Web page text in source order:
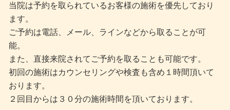
当院は予約を取られているお客様の施術を優先しており
ます。
ご予約は電話、メール、ラインなどから取ることが可
能。
また、直接来院されてご予約を取ることも可能です。
初回の施術はカウンセリングや検査も含め１時間頂いて
おります。
２回目からは３０分の施術時間を頂いております。